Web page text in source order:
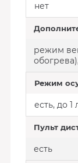
нет
режим
Режим
есть, до 1
Пульт
есть